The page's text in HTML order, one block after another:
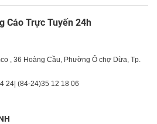
Cáo Trực Tuyến 24h
, 36 Hoàng Cầu, Phường Ô chợ Dừa, Tp.
24| (84-24)35 12 18 06